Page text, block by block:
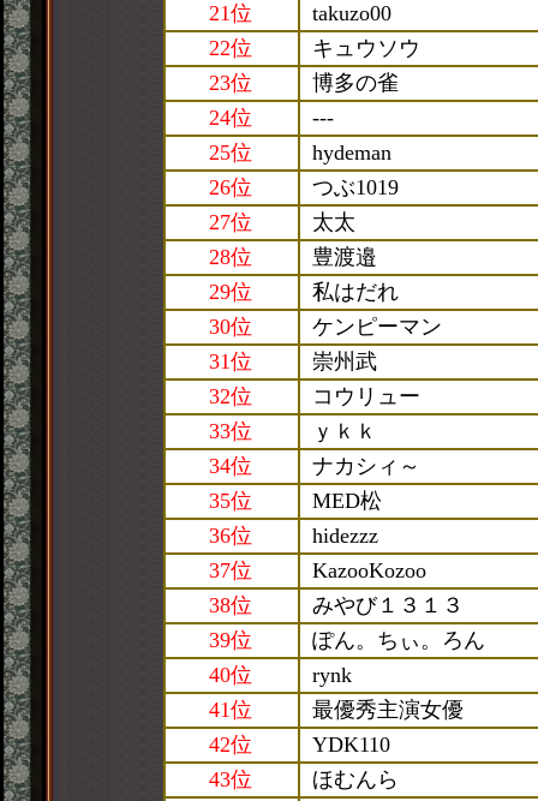
21位
takuzo00
22位
キュウソウ
23位
博多の雀
24位
---
25位
hydeman
26位
つぶ1019
27位
太太
28位
豊渡邉
29位
私はだれ
30位
ケンピーマン
31位
崇州武
32位
コウリュー
33位
ｙｋｋ
34位
ナカシィ～
35位
MED松
36位
hidezzz
37位
KazooKozoo
38位
みやび１３１３
39位
ぽん。ちぃ。ろん
40位
rynk
41位
最優秀主演女優
42位
YDK110
43位
ほむんら